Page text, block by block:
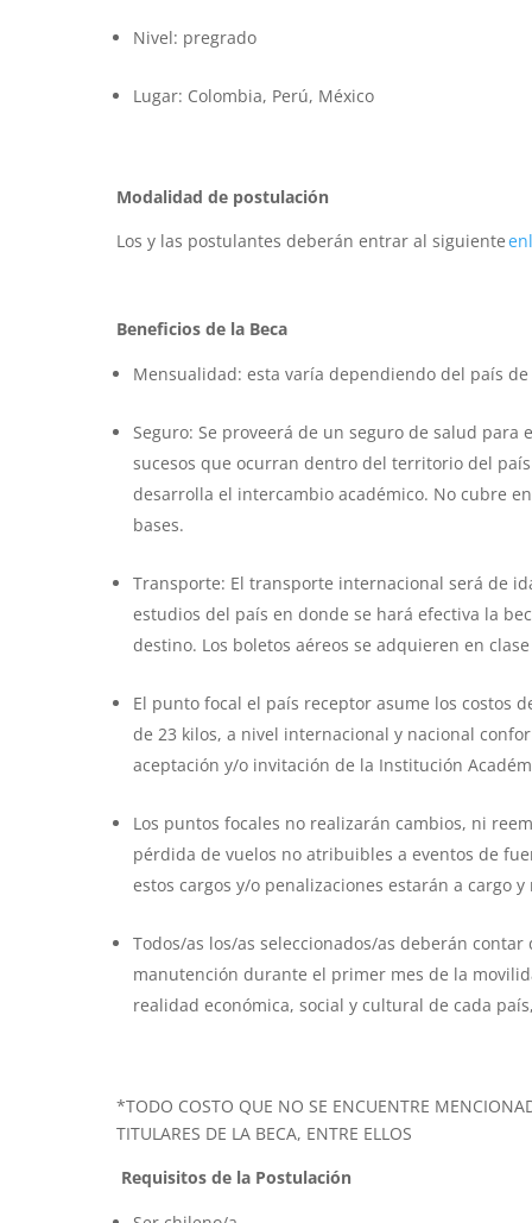
Nivel: pregrado
Lugar: Colombia, Perú, México
Modalidad de postulación
Los y las postulantes deberán entrar al siguiente
Beneficios de la Beca
Mensualidad: esta varía dependiendo del país
Seguro: Se proveerá de un seguro de salud
sucesos que ocurran dentro del territorio del
desarrolla el intercambio académico. No cubre
bases.
Transporte: El transporte internacional será de
estudios del país en donde se hará efectiva la
destino. Los boletos aéreos se adquieren en
El punto focal el país receptor asume los costos
de 23 kilos, a nivel internacional y nacional
aceptación y/o invitación de la Institución
Los puntos focales no realizarán cambios, ni
pérdida de vuelos no atribuibles a eventos de
estos cargos y/o penalizaciones estarán a cargo
Todos/as los/as seleccionados/as deberán
manutención durante el primer mes de la
realidad económica, social y cultural de cada
*TODO COSTO QUE NO SE ENCUENTRE
TITULARES DE LA BECA, ENTRE ELLOS
Requisitos de la Postulación